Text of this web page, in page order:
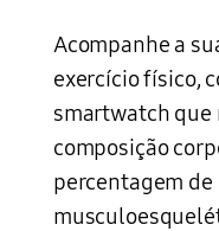
Acompanhe a
exercício físico,
smartwatch que
composição
percentagem